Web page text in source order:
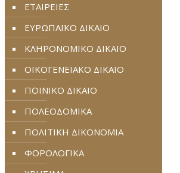
ΕΤΑΙΡΕΙΕΣ
ΕΥΡΩΠΑΪΚΟ ΔΙΚΑΙΟ
ΚΛΗΡΟΝΟΜΙΚΟ ΔΙΚΑΙΟ
ΟΙΚΟΓΕΝΕΙΑΚΟ ΔΙΚΑΙΟ
ΠΟΙΝΙΚΟ ΔΙΚΑΙΟ
ΠΟΛΕΟΔΟΜΙΚΑ
ΠΟΛΙΤΙΚΗ ΔΙΚΟΝΟΜΙΑ
ΦΟΡΟΛΟΓΙΚΑ